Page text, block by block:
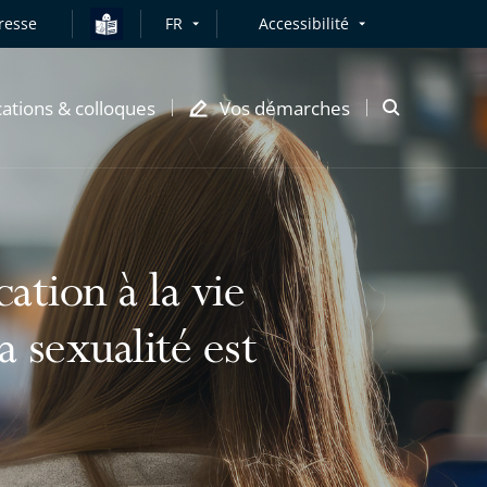
FR Accessibilité
& colloques Vos démarches
Ouvrir
la
à la vie
sexualité est